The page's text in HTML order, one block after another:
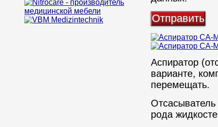
Аспиратор
варианте,
перемещать.
Отсасыватель
рода